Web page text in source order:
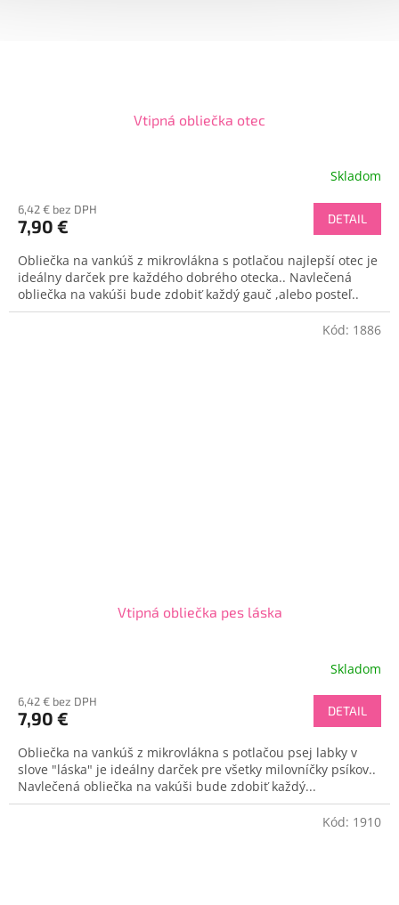
Vtipná obliečka otec
Skladom
6,42 € bez DPH
7,90 € DETAIL
Obliečka na vankúš z mikrovlákna s potlačou najlepší otec je
ideálny darček pre každého dobrého otecka.. Navlečená
obliečka na vakúši bude zdobiť každý gauč ,alebo posteľ..
Vtipná obliečka pes láska
Skladom
6,42 € bez DPH
7,90 € DETAIL
Obliečka na vankúš z mikrovlákna s potlačou psej labky v
slove "láska" je ideálny darček pre všetky milovníčky psíkov..
Navlečená obliečka na vakúši bude zdobiť každý...
Kód: 1886
Kód: 1910